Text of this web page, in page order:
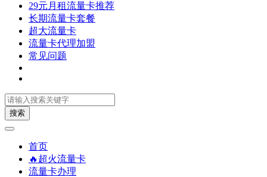
29元月租流量卡推荐
长期流量卡套餐
超大流量卡
流量卡代理加盟
常见问题
搜索
首页
🔥超火流量卡
流量卡办理